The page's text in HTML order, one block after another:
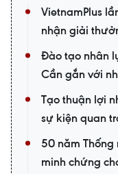
VietnamPlus
nhận giải
Đào tạo nhân
Cần gắn với
Tạo thuận lợi
sự kiện quan
50 năm
minh chứng